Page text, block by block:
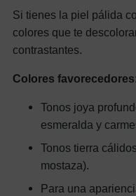
Si tienes la piel pálida
colores que te
contrastantes.
Colores
Tonos joya
esmeralda y
Tonos tierra
mostaza).
Para una